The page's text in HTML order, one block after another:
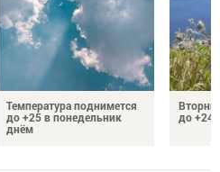
Температура поднимется
до +25 в понедельник
днём
до +24